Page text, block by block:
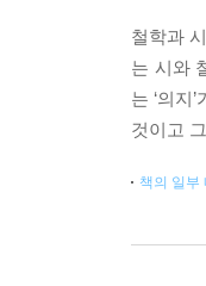
철학과
는 시와
는 ‘의지
것이고
책의 일부